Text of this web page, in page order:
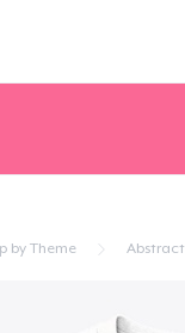
by Theme Abstract